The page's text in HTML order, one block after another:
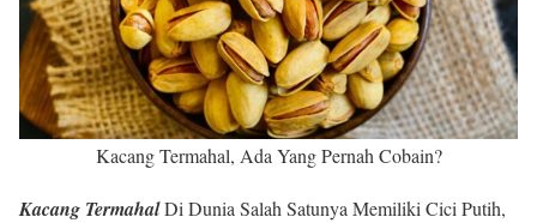
Kacang Termahal, Ada Yang Pernah Cobain?
Kacang TermahalDi Dunia Salah Satunya Memiliki Cici Putih,